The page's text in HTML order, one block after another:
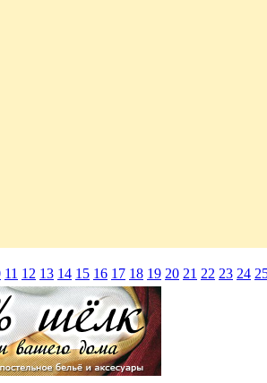
11 12 13 14 15 16 17 18 19 20 21 22 23 24